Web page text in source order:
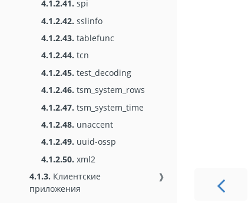
4.1.2.41. spi
4.1.2.42. sslinfo
4.1.2.43. tablefunc
4.1.2.44. tcn
4.1.2.45. test_decoding
4.1.2.46. tsm_system_rows
4.1.2.47. tsm_system_time
4.1.2.48. unaccent
4.1.2.49. uuid-ossp
4.1.2.50. xml2
4.1.3. Клиентские
приложения
❱